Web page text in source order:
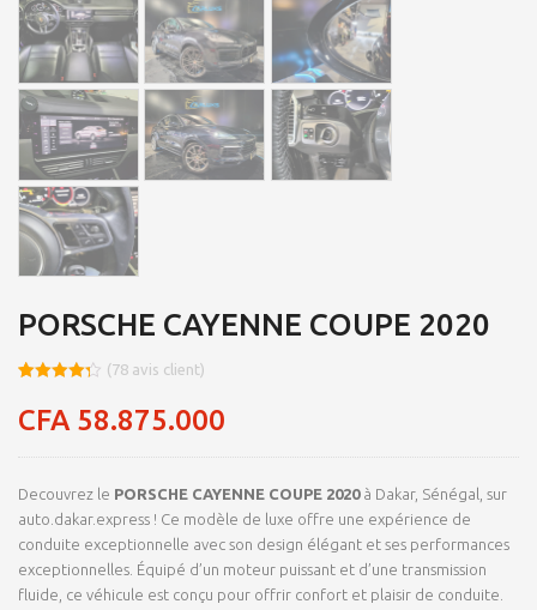
PORSCHE CAYENNE COUPE 2020
sur 5
basé
notations
(78 avis client)
CFA 58.875.000
Decouvrez le PORSCHE CAYENNE COUPE 2020à Dakar, Sénégal, sur
auto.dakar.express ! Ce modèle de luxe offre une expérience de
conduite exceptionnelle avec son design élégant et ses performances
exceptionnelles. Équipé d’un moteur puissant et d’une transmission
fluide, ce véhicule est conçu pour offrir confort et plaisir de conduite.